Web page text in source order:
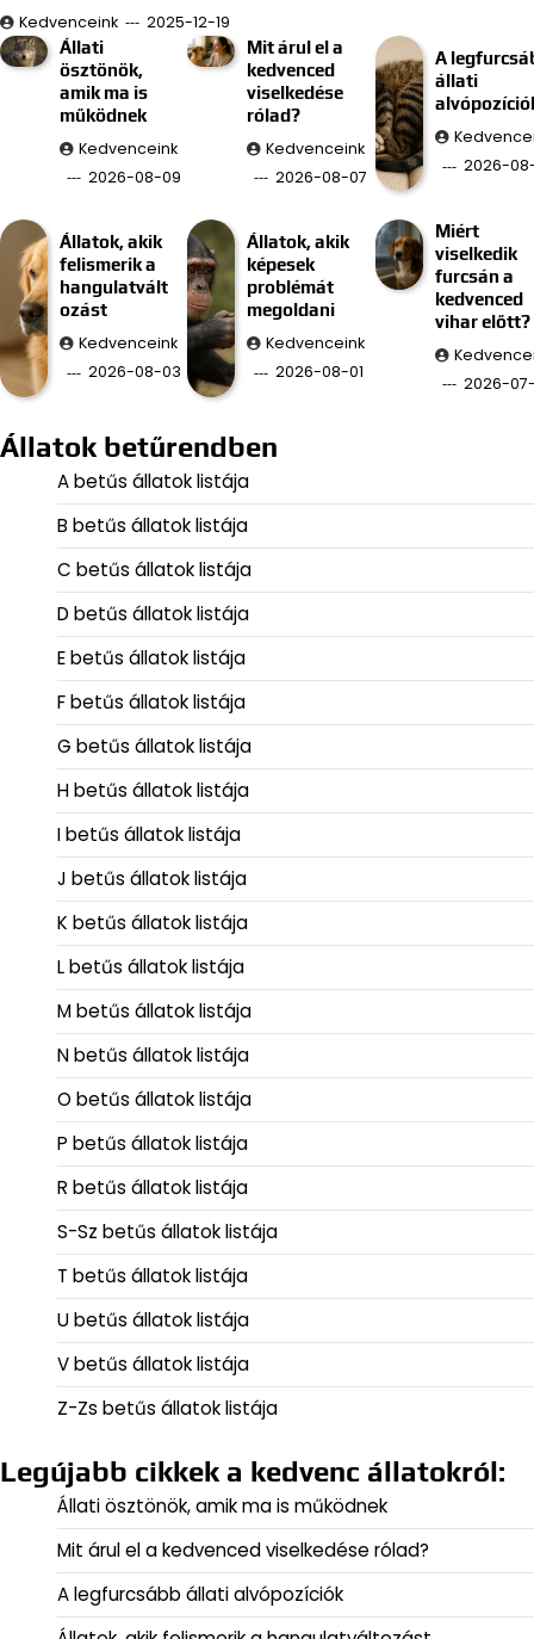
Kedvenceink
2025-12-19
Állati
ösztönök,
amik ma is
működnek
Kedvenceink
2026-08-09
Mit árul el a
kedvenced
viselkedése
rólad?
Kedvenceink
2026-08-07
A
állati
2026-
Állatok, akik
felismerik a
hangulatvált
ozást
Kedvenceink
2026-08-03
Állatok, akik
képesek
problémát
megoldani
Kedvenceink
2026-08-01
Miért
viselkedik
furcsán a
kedvenced
vihar előtt?
2026-
Állatok betűrendben
A betűs állatok listája
B betűs állatok listája
C betűs állatok listája
D betűs állatok listája
E betűs állatok listája
F betűs állatok listája
G betűs állatok listája
H betűs állatok listája
I betűs állatok listája
J betűs állatok listája
K betűs állatok listája
L betűs állatok listája
M betűs állatok listája
N betűs állatok listája
O betűs állatok listája
P betűs állatok listája
R betűs állatok listája
S-Sz betűs állatok listája
T betűs állatok listája
U betűs állatok listája
V betűs állatok listája
Z-Zs betűs állatok listája
Legújabb cikkek a kedvenc állatokról:
Állati ösztönök, amik ma is működnek
Mit árul el a kedvenced viselkedése rólad?
A legfurcsább állati alvópozíciók